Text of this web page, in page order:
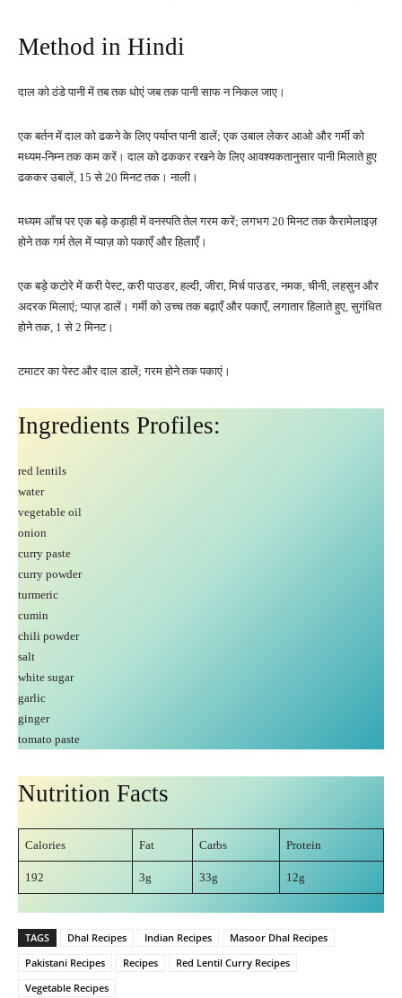
Method in Hindi
दाल को ठंडे पानी में तब तक धोएं जब तक पानी साफ न निकल जाए।
एक बर्तन में दाल को ढकने के लिए पर्याप्त पानी डालें; एक उबाल लेकर आओ और गर्मी को
मध्यम-निम्न तक कम करें। दाल को ढककर रखने के लिए आवश्यकतानुसार पानी मिलाते हुए
ढककर उबालें, 15 से 20 मिनट तक। नाली।
मध्यम आँच पर एक बड़े कड़ाही में वनस्पति तेल गरम करें; लगभग 20 मिनट तक कैरामेलाइज़
होने तक गर्म तेल में प्याज़ को पकाएँ और हिलाएँ।
एक बड़े कटोरे में करी पेस्ट, करी पाउडर, हल्दी, जीरा, मिर्च पाउडर, नमक, चीनी, लहसुन और
अदरक मिलाएं; प्याज़ डालें। गर्मी को उच्च तक बढ़ाएँ और पकाएँ, लगातार हिलाते हुए, सुगंधित
होने तक, 1 से 2 मिनट।
टमाटर का पेस्ट और दाल डालें; गरम होने तक पकाएं।
Ingredients Profiles:
red lentils
water
vegetable oil
onion
curry paste
curry powder
turmeric
cumin
chili powder
salt
white sugar
garlic
ginger
tomato paste
Nutrition Facts
Calories Fat Carbs Protein
192 3g 33g 12g
TAGS Dhal Recipes Indian Recipes
Masoor Dhal Recipes
Pakistani Recipes
Recipes
Red Lentil Curry Recipes
Vegetable Recipes